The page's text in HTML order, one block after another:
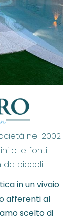
nel 2002
e le fonti
da piccoli.
in un vivaio
afferenti al
scelto di